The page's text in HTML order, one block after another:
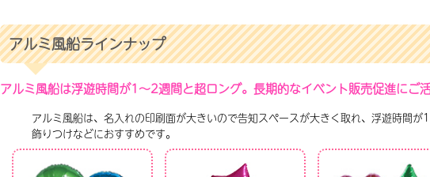
アルミ風船ラインナップ
アルミ風船は浮遊時間が1～2週間と超ロング。長期的なイベント販売促進にご
アルミ風船は、名入れの印刷面が大きいので告知スペースが大きく取れ、浮遊時間
飾りつけなどにおすすめです。